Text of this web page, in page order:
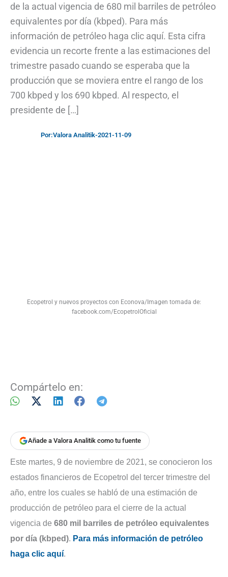
de la actual vigencia de 680 mil barriles de petróleo
equivalentes por día (kbped). Para más
información de petróleo haga clic aquí. Esta cifra
evidencia un recorte frente a las estimaciones del
trimestre pasado cuando se esperaba que la
producción que se moviera entre el rango de los
700 kbped y los 690 kbped. Al respecto, el
presidente de […]
Por:Valora Analitik-2021-11-09
Ecopetrol y nuevos proyectos con Econova/Imagen tomada de:
facebook.com/EcopetrolOficial
Compártelo en:
Añade a Valora Analitik como tu fuente
Este martes, 9 de noviembre de 2021, se conocieron los
estados financieros de Ecopetrol del tercer trimestre del
año, entre los cuales se habló de una estimación de
producción de petróleo para el cierre de la actual
vigencia de 680 mil barriles de petróleo equivalentes
por día (kbped). Para más información de petróleo
haga clic aquí.